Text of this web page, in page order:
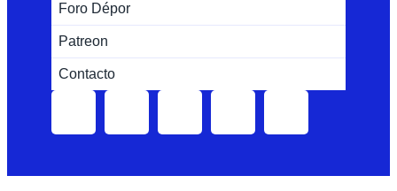
Foro Dépor
Patreon
Contacto